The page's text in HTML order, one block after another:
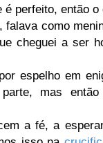
perfeito, então
falava como
cheguei a ser
espelho em
mas
a fé, a